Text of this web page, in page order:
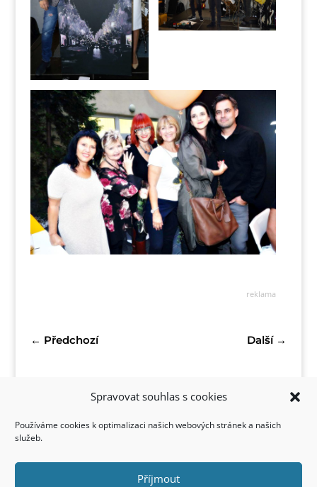
Spravovat souhlas s cookies
Používáme cookies k optimalizaci našich webových stránek a našich
služeb.
Příjmout
reklama
← Předchozí Další→
Kontakt